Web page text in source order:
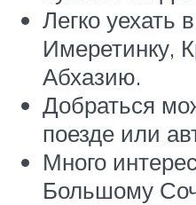
Легко уехать
Имеретинку,
Абхазию.
Добраться
поезде или
Много
Большому